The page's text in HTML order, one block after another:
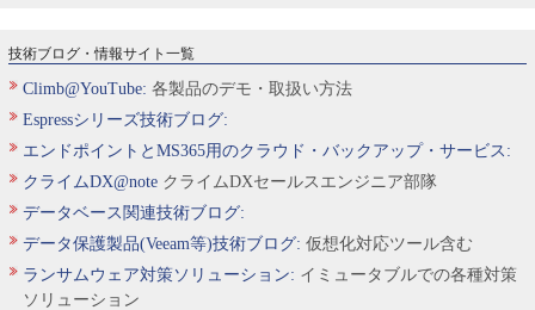
技術ブログ・情報サイト一覧
Climb@YouTube: 各製品のデモ・取扱い方法
Espressシリーズ技術ブログ:
エンドポイントとMS365用のクラウド・バックアップ・サービス:
クライムDX@note クライムDXセールスエンジニア部隊
データベース関連技術ブログ:
データ保護製品(Veeam等)技術ブログ: 仮想化対応ツール含む
ランサムウェア対策ソリューション: イミュータブルでの各種対策
ソリューション